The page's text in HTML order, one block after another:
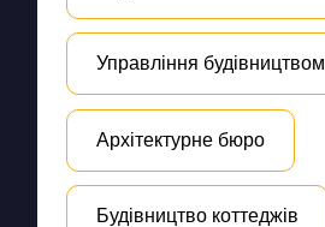
Управління будівництвом
Архітектурне бюро
Будівництво коттеджів